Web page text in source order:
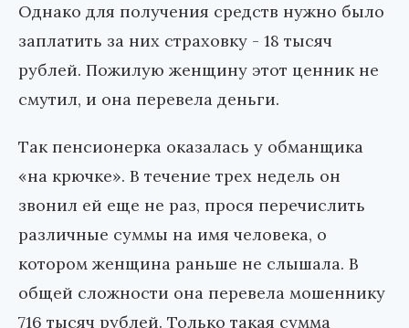
Однако для получения средств нужно было
заплатить за них страховку - 18 тысяч
рублей. Пожилую женщину этот ценник не
смутил, и она перевела деньги.
Так пенсионерка оказалась у обманщика
«на крючке». В течение трех недель он
звонил ей еще не раз, прося перечислить
различные суммы на имя человека, о
котором женщина раньше не слышала. В
общей сложности она перевела мошеннику
716 тысяч рублей. Только такая сумма